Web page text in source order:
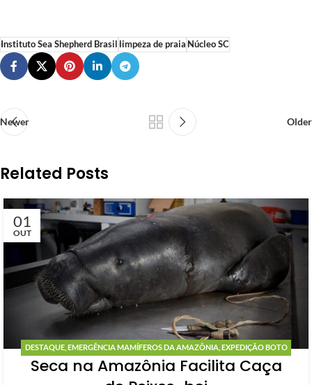
Instituto Sea Shepherd Brasil limpeza de praia Núcleo SC
Newer Older
Related Posts
01
OUT
DESTAQUE, EMERGÊNCIA MAMÍFEROS DA AMAZÔNIA, EXPEDIÇÃO BOTO
DA AMAZÔNIA ,NOTÍCIAS
Seca na Amazônia Facilita Caça